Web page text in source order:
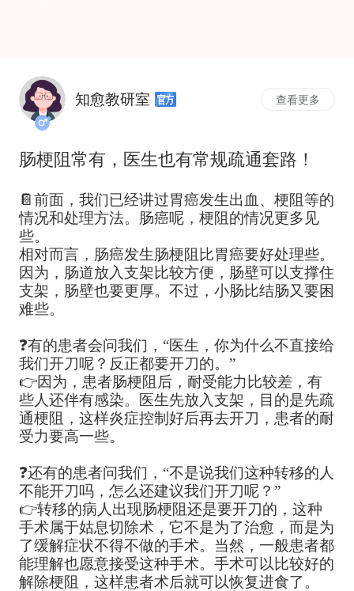
知愈教研室 查看更多
肠梗阻常有，医生也有常规疏通套路！
📔前面，我们已经讲过胃癌发生出血、梗阻等的
情况和处理方法。肠癌呢，梗阻的情况更多见
些。
相对而言，肠癌发生肠梗阻比胃癌要好处理些。
因为，肠道放入支架比较方便，肠壁可以支撑住
支架，肠壁也要更厚。不过，小肠比结肠又要困
难些。
❓有的患者会问我们，“医生，你为什么不直接给
我们开刀呢？反正都要开刀的。”
👉因为，患者肠梗阻后，耐受能力比较差，有
些人还伴有感染。医生先放入支架，目的是先疏
通梗阻，这样炎症控制好后再去开刀，患者的耐
受力要高一些。
❓还有的患者问我们，“不是说我们这种转移的人
不能开刀吗，怎么还建议我们开刀呢？”
👉转移的病人出现肠梗阻还是要开刀的，这种
手术属于姑息切除术，它不是为了治愈，而是为
了缓解症状不得不做的手术。当然，一般患者都
能理解也愿意接受这种手术。手术可以比较好的
解除梗阻，这样患者术后就可以恢复进食了。